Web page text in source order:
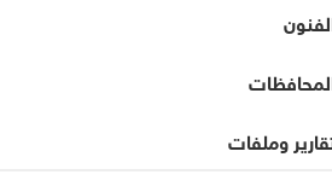
وملفات